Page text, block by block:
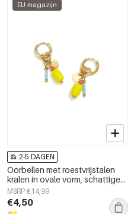
EU-magazijn
2-5 DAGEN
Oorbellen met roestvrijstalen
kralen in ovale vorm, schattige
en eenvoudige serie voor
dagelijks gebruik,
damessieraden
MSRP €14,99
€4,50